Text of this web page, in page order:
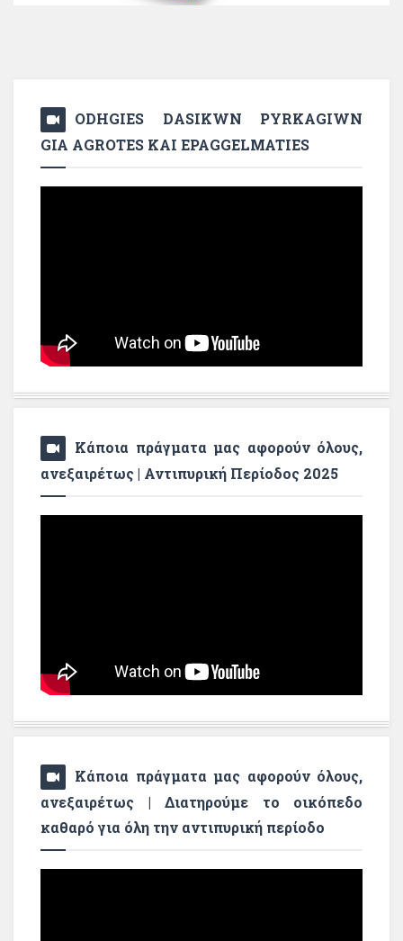
ODHGIES DASIKWN PYRKAGIWN
GIA AGROTES KAI EPAGGELMATIES
Κάποια πράγματα μας αφορούν όλους,
ανεξαιρέτως | Αντιπυρική Περίοδος 2025
Κάποια πράγματα μας αφορούν όλους,
ανεξαιρέτως | Διατηρούμε το οικόπεδο
καθαρό για όλη την αντιπυρική περίοδο